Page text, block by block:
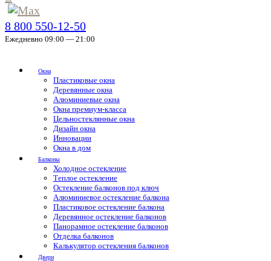
8 800 550-12-50
Ежедневно 09:00 — 21:00
Окна
Пластиковые окна
Деревянные окна
Алюминиевые окна
Окна премиум-класса
Цельностеклянные окна
Дизайн окна
Инновации
Окна в дом
Балконы
Холодное остекление
Теплое остекление
Остекление балконов под ключ
Алюминиевое остекление балкона
Пластиковое остекление балкона
Деревянное остекление балконов
Панорамное остекление балконов
Отделка балконов
Калькулятор остекления балконов
Двери